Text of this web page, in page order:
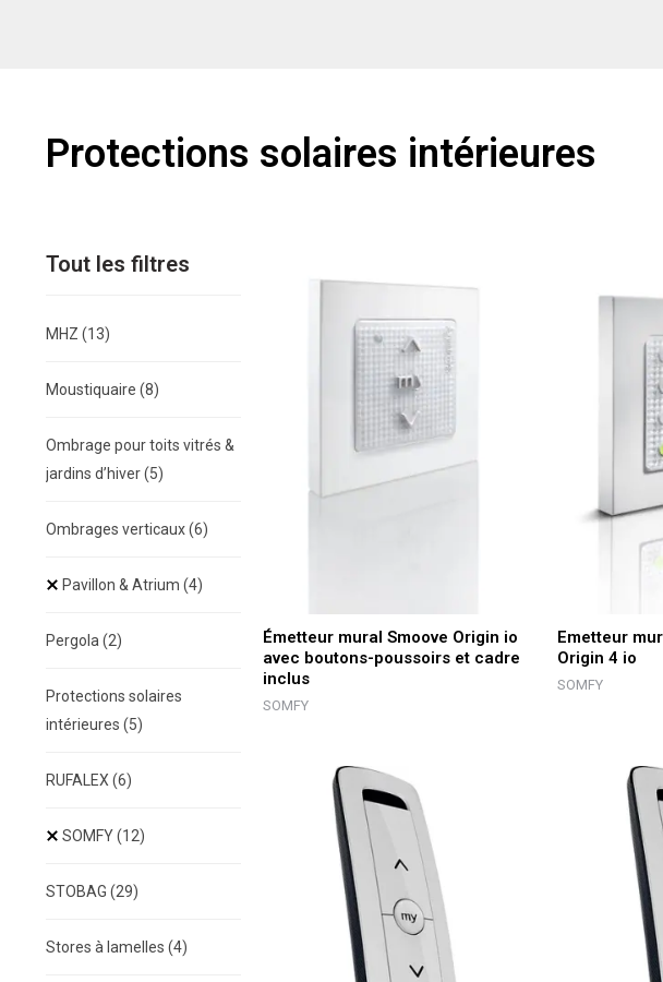
Protections solaires intérieures
Tout les filtres
MHZ (13)
Moustiquaire (8)
Ombrage pour toits vitrés &
jardins d’hiver(5)
Ombrages verticaux(6)
Pavillon & Atrium (4)
Pergola (2)
Protections solaires
intérieures (5)
RUFALEX (6)
SOMFY(12)
STOBAG (29)
Stores à lamelles (4)
Émetteur mural Smoove Origin io
avec boutons-poussoirs et cadre
inclus
SOMFY
Emetteur
Origin 4 io
SOMFY